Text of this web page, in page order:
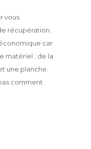
vous
récupération.
car
matériel : de la
une planche.
comment